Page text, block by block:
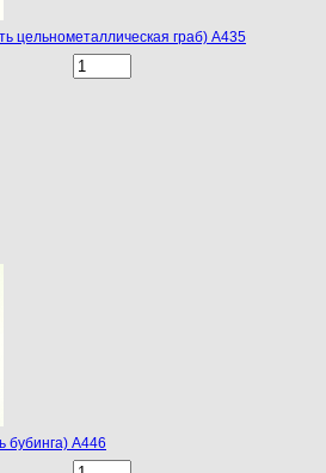
цельнометаллическая граб) A435
бубинга) A446